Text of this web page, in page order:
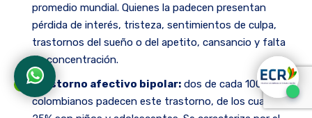
promedio mundial. Quienes la padecen presentan
pérdida de interés, tristeza, sentimientos de culpa,
trastornos del sueño o del apetito, cansancio y falta
de concentración.
Trastorno afectivo bipolar: dos de cada 100
colombianos padecen este trastorno, de los cuales el